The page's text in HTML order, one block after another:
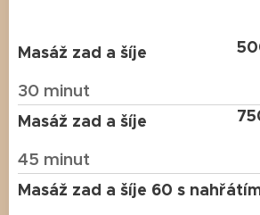
Masáž zad a šíje
30 minut
Masáž zad a šíje
45 minut
Masáž zad a šíje 60 s